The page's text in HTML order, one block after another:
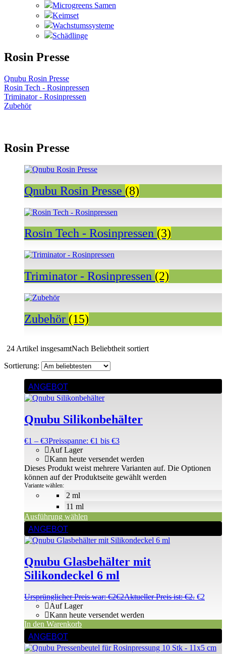
Microgreens Samen
Keimset
Wachstumssysteme
Schädlinge
Rosin Presse
Qnubu Rosin Presse
Rosin Tech - Rosinpressen
Triminator - Rosinpressen
Zubehör
Rosin Presse
Qnubu Rosin Presse (8)
Rosin Tech - Rosinpressen (3)
Triminator - Rosinpressen (2)
Zubehör (15)
24 Artikel insgesamtNach Beliebtheit sortiert
ANGEBOT
Qnubu Silikonbehälter
€1 – €3Preisspanne: €1 bis €3
2 ml
11 ml
Auf Lager
Kann heute versendet werden
Variante wählen:
Ausführung wählen
Dieses Produkt weist mehrere Varianten auf. Die Optionen
können auf der Produktseite gewählt werden
ANGEBOT
Qnubu Glasbehälter mit
Silikondeckel 6 ml
Ursprünglicher Preis war: €2€2Aktueller Preis ist: €2. €2
Auf Lager
Kann heute versendet werden
In den Warenkorb
ANGEBOT